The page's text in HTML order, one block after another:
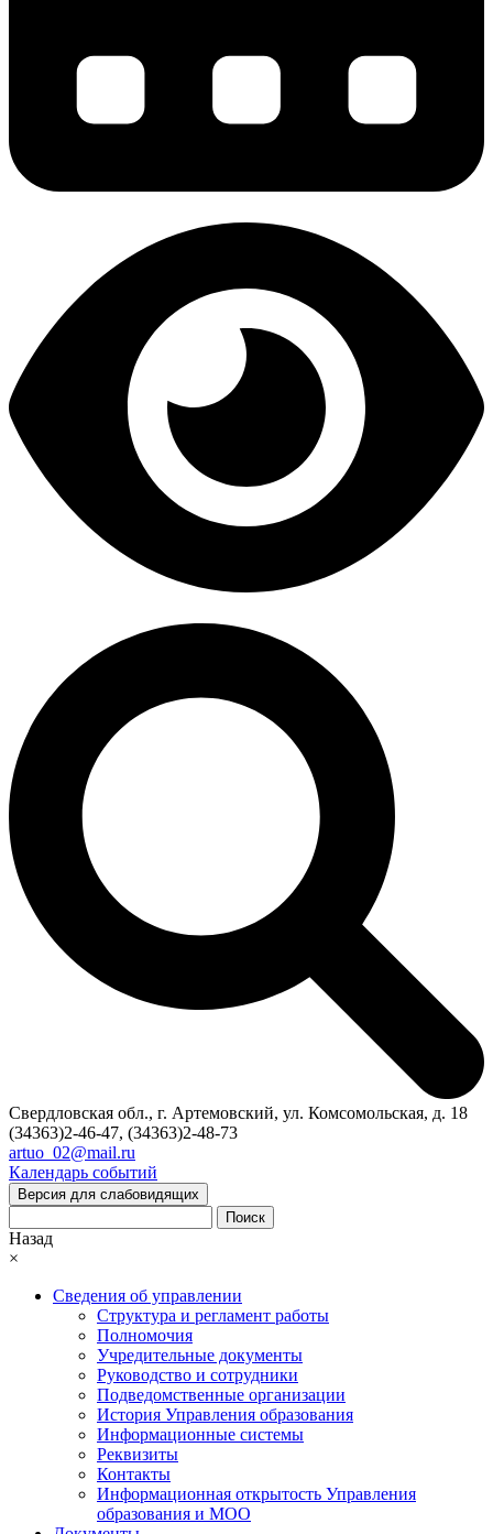
Свердловская обл., г. Артемовский, ул. Комсомольская, д. 18
(34363)2-46-47, (34363)2-48-73
artuo_02@mail.ru
Календарь событий
Версия для слабовидящих
Поиск
Назад
×
Сведения об управлении
Структура и регламент работы
Полномочия
Учредительные документы
Руководство и сотрудники
Подведомственные организации
История Управления образования
Информационные системы
Реквизиты
Контакты
Информационная открытость Управления
образования и МОО